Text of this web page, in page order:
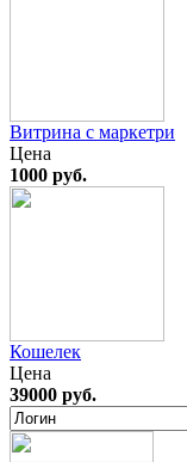
Витрина с маркетри
Цена
1000 руб.
Кошелек
Цена
39000 руб.